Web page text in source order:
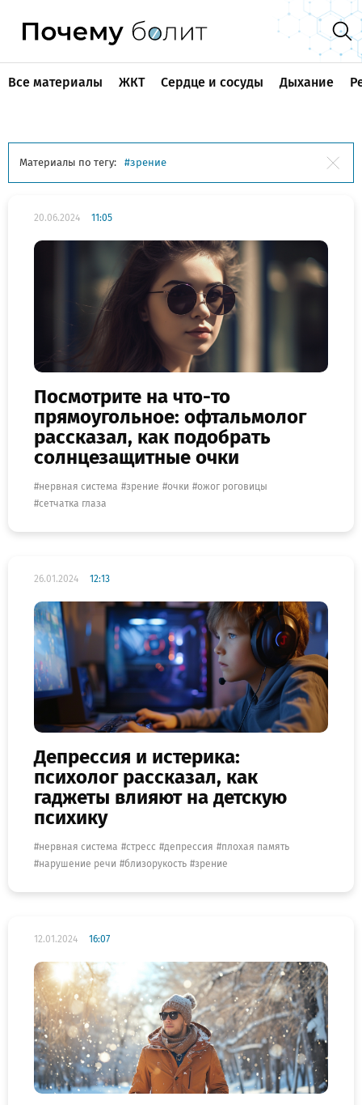
Все материалы ЖКТ Сердце и сосуды Дыхание
Материалы по тегу: зрение
20.06.2024 11:05
Посмотрите на что-то
прямоугольное: офтальмолог
рассказал, как подобрать
солнцезащитные очки
нервная система зрение очки
ожог роговицы
сетчатка глаза
26.01.2024 12:13
Депрессия и истерика:
психолог рассказал, как
гаджеты влияют на детскую
психику
нервная система стресс депрессия
плохая память
нарушение речи
близорукость зрение
12.01.2024 16:07